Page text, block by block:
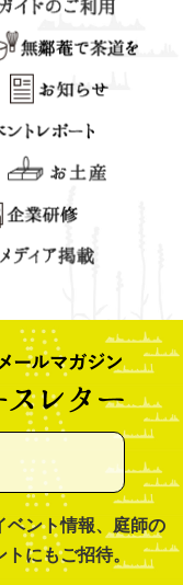
ベント情報、庭師の
にもご招待。